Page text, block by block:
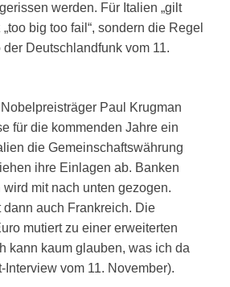
werden. Für Italien „gilt
big too fail“, sondern die Regel
der Deutschlandfunk vom 11.
Paul Krugman
für die kommenden Jahre ein
die Gemeinschaftswährung
ihre Einlagen ab. Banken
mit nach unten gezogen.
auch Frankreich. Die
mutiert zu einer erweiterten
kann kaum glauben, was ich da
Interview vom 11. November).